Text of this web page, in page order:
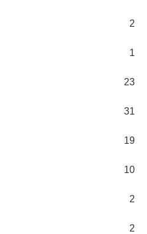
2
1
23
31
19
10
2
2